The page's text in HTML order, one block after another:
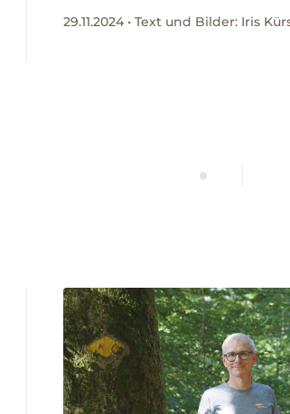
Besuch bei der Flixerin Victoria
29.11.2024 • Text und Bilder: Iris